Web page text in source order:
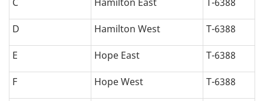
D Hamilton West T-6388
E Hope East T-6388
F Hope West T-6388